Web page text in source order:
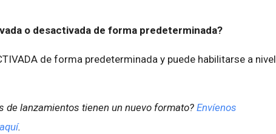
o desactivada de forma predeterminada?
de forma predeterminada y puede habilitarse a nivel
de lanzamientos tienen un nuevo formato?Envíenos
.